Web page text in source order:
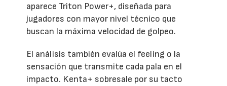
aparece Triton Power+, diseñada para
jugadores con mayor nivel técnico que
buscan la máxima velocidad de golpeo.
El análisis también evalúa el feeling o la
sensación que transmite cada pala en el
impacto. Kenta+ sobresale por su tacto